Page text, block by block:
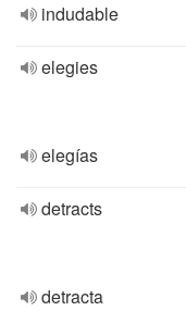
indudable
elegies
elegías
detracts
detracta